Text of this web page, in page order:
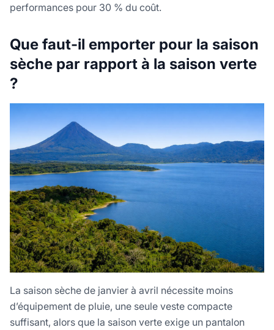
performances pour 30 % du coût.
Que faut-il emporter pour la saison
sèche par rapport à la saison verte
?
La saison sèche de janvier à avril nécessite moins
d’équipement de pluie, une seule veste compacte
suffisant, alors que la saison verte exige un pantalon